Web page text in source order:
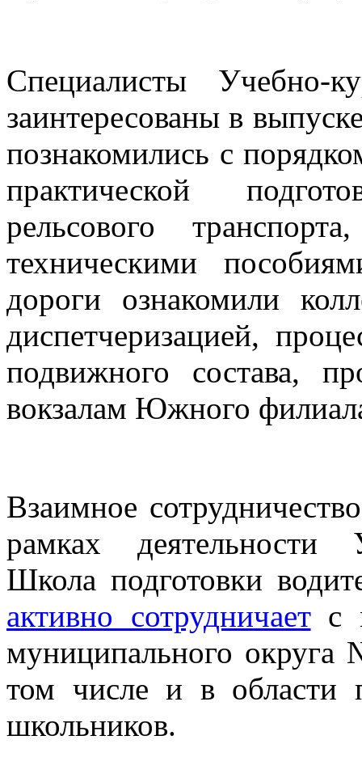
Специалисты Учебно-
заинтересованы в
познакомились с
практической
рельсового
техническими
дороги ознакомили
диспетчеризацией,
подвижного состава,
вокзалам Южного
Взаимное
рамках деятельности
Школа подготовки
активно сотрудничаетс
муниципального
том числе и в области
школьников.